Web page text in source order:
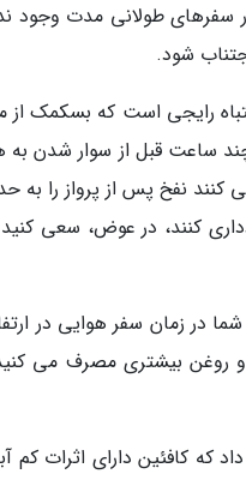
طولانی مدت وجود
شود.
رایجی است که بسکمک
قبل از سوار شدن به
نفخ پس از پرواز را به
کنند، در عوض، سعی
در زمان سفر هوایی در
روغن بیشتری مصرف می
که کافئین دارای اثرات